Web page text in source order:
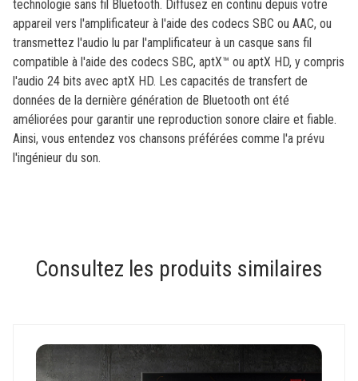
technologie sans fil Bluetooth. Diffusez en continu depuis votre
appareil vers l'amplificateur à l'aide des codecs SBC ou AAC, ou
transmettez l'audio lu par l'amplificateur à un casque sans fil
compatible à l'aide des codecs SBC, aptX™ ou aptX HD, y compris
l'audio 24 bits avec aptX HD. Les capacités de transfert de
données de la dernière génération de Bluetooth ont été
améliorées pour garantir une reproduction sonore claire et fiable.
Ainsi, vous entendez vos chansons préférées comme l'a prévu
l'ingénieur du son.
Consultez les produits similaires